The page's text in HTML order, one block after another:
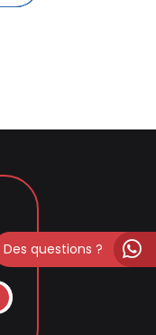
Des questions ?